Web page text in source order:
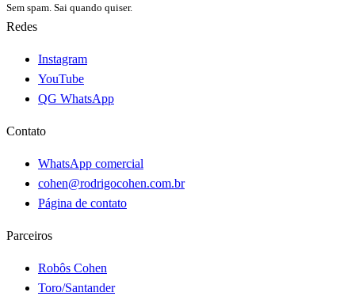
Sem spam. Sai quando quiser.
Redes
Instagram
YouTube
QG WhatsApp
Contato
WhatsApp comercial
cohen@rodrigocohen.com.br
Página de contato
Parceiros
Robôs Cohen
Toro/Santander